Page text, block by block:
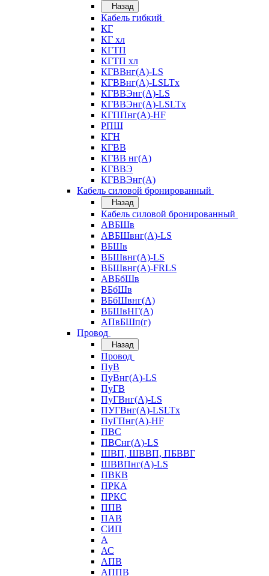
Назад
Кабель гибкий
КГ
КГ хл
КГТП
КГТП хл
КГВВнг(А)-LS
КГВВнг(А)-LSLTx
КГВВЭнг(А)-LS
КГВВЭнг(А)-LSLTx
КГППнг(А)-HF
РПШ
КГН
КГВВ
КГВВ нг(А)
КГВВЭ
КГВВЭнг(А)
Кабель силовой бронированный
Назад
Кабель силовой бронированный
АВБШв
АВБШвнг(А)-LS
ВБШв
ВБШвнг(А)-LS
ВБШвнг(А)-FRLS
АВБбШв
ВБбШв
ВБбШвнг(А)
ВБШвНГ(А)
АПвБШп(г)
Провод
Назад
Провод
ПуВ
ПуВнг(А)-LS
ПуГВ
ПуГВнг(А)-LS
ПУГВнг(А)-LSLTx
ПуГПнг(А)-HF
ПВС
ПВСнг(А)-LS
ШВП, ШВВП, ПБВВГ
ШВВПнг(А)-LS
ПВКВ
ПРКА
ПРКС
ППВ
ПАВ
СИП
А
АС
АПВ
АППВ